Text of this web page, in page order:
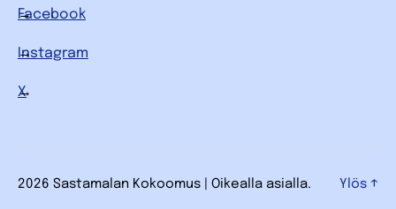
Facebook
Instagram
X
2026 Sastamalan Kokoomus | Oikealla asialla. Ylös ↑